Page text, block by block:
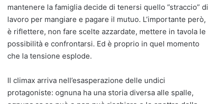
mantenere la famiglia decide di tenersi quello ”straccio” di
lavoro per mangiare e pagare il mutuo. L’importante però,
è riflettere, non fare scelte azzardate, mettere in tavola le
possibilità e confrontarsi. Ed è proprio in quel momento
che la tensione esplode.
Il climax arriva nell’esasperazione delle undici
protagoniste: ognuna ha una storia diversa alle spalle,